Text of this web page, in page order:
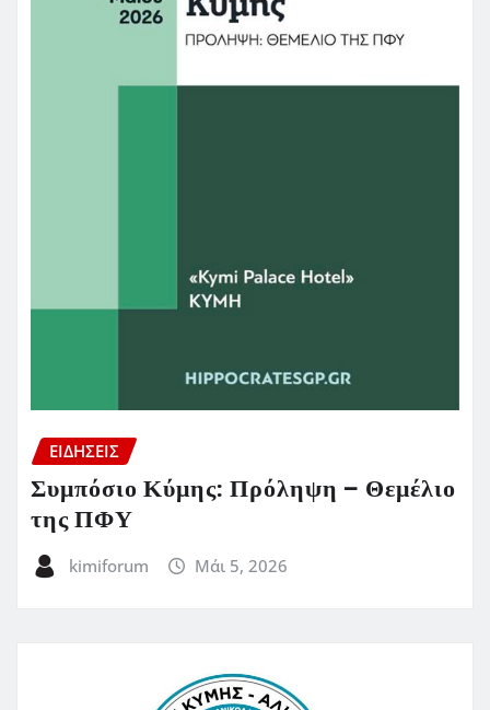
ΕΙΔΗΣΕΙΣ
Συμπόσιο Κύμης: Πρόληψη – Θεμέλιο
της ΠΦΥ
kimiforum Μάι 5, 2026